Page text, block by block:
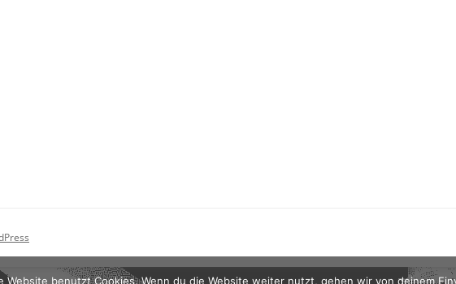
Website benutzt Cookies. Wenn du die Website weiter nutzt, gehen wir von deinem